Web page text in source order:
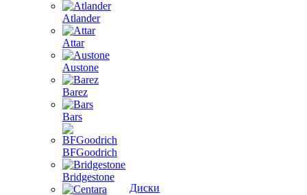
Atlander
Attar
Austone
Barez
Bars
BFGoodrich
Bridgestone
Диски